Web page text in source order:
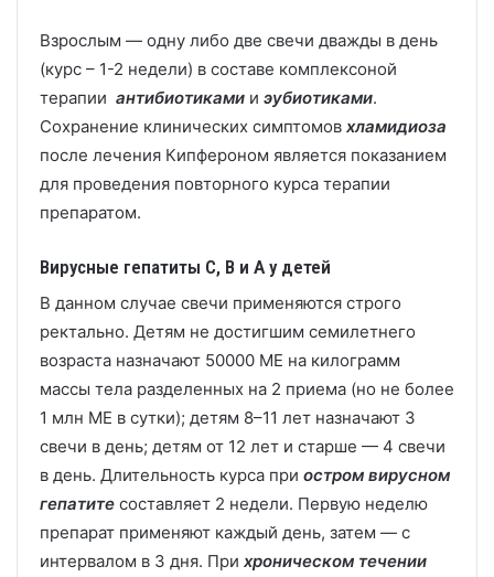
Взрослым — одну либо две свечи дважды в день
(курс – 1-2 недели) в составе комплексоной
терапии антибиотиками и эубиотиками.
Сохранение клинических симптомов хламидиоза
после лечения Кипфероном является показанием
для проведения повторного курса терапии
препаратом.
Вирусные гепатиты C, B и A у детей
В данном случае свечи применяются строго
ректально. Детям не достигшим семилетнего
возраста назначают 50000 МЕ на килограмм
массы тела разделенных на 2 приема (но не более
1 млн МЕ в сутки); детям 8–11 лет назначают 3
свечи в день; детям от 12 лет и старше — 4 свечи
в день. Длительность курса при остром вирусном
гепатите составляет 2 недели. Первую неделю
препарат применяют каждый день, затем — с
интервалом в 3 дня. При хроническом течении